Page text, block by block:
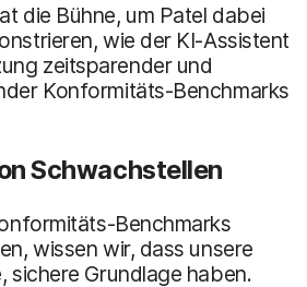
die Bühne, um Patel dabei
wie der KI-Assistent
zeitsparender und
Konformitäts-Benchmarks
Schwachstellen
Benchmarks
wissen wir, dass unsere
sichere Grundlage haben.